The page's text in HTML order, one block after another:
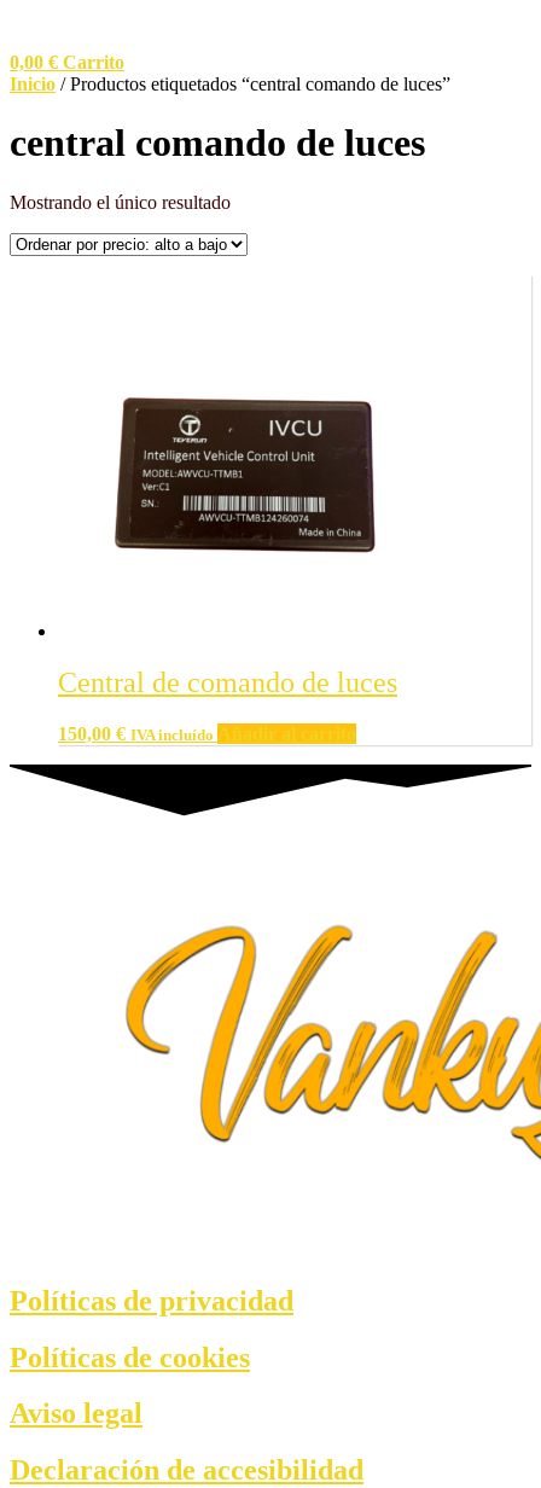
0,00 € Carrito
Inicio / Productos etiquetados “central comando de luces”
central comando de luces
Mostrando el único resultado
Central de comando de luces
150,00 € IVA incluído
Políticas de privacidad
Políticas de cookies
Aviso legal
Declaración de accesibilidad